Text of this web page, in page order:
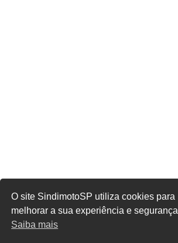
O site SindimotoSP utiliza cookies para
melhorar a sua experiência e
Saiba mais